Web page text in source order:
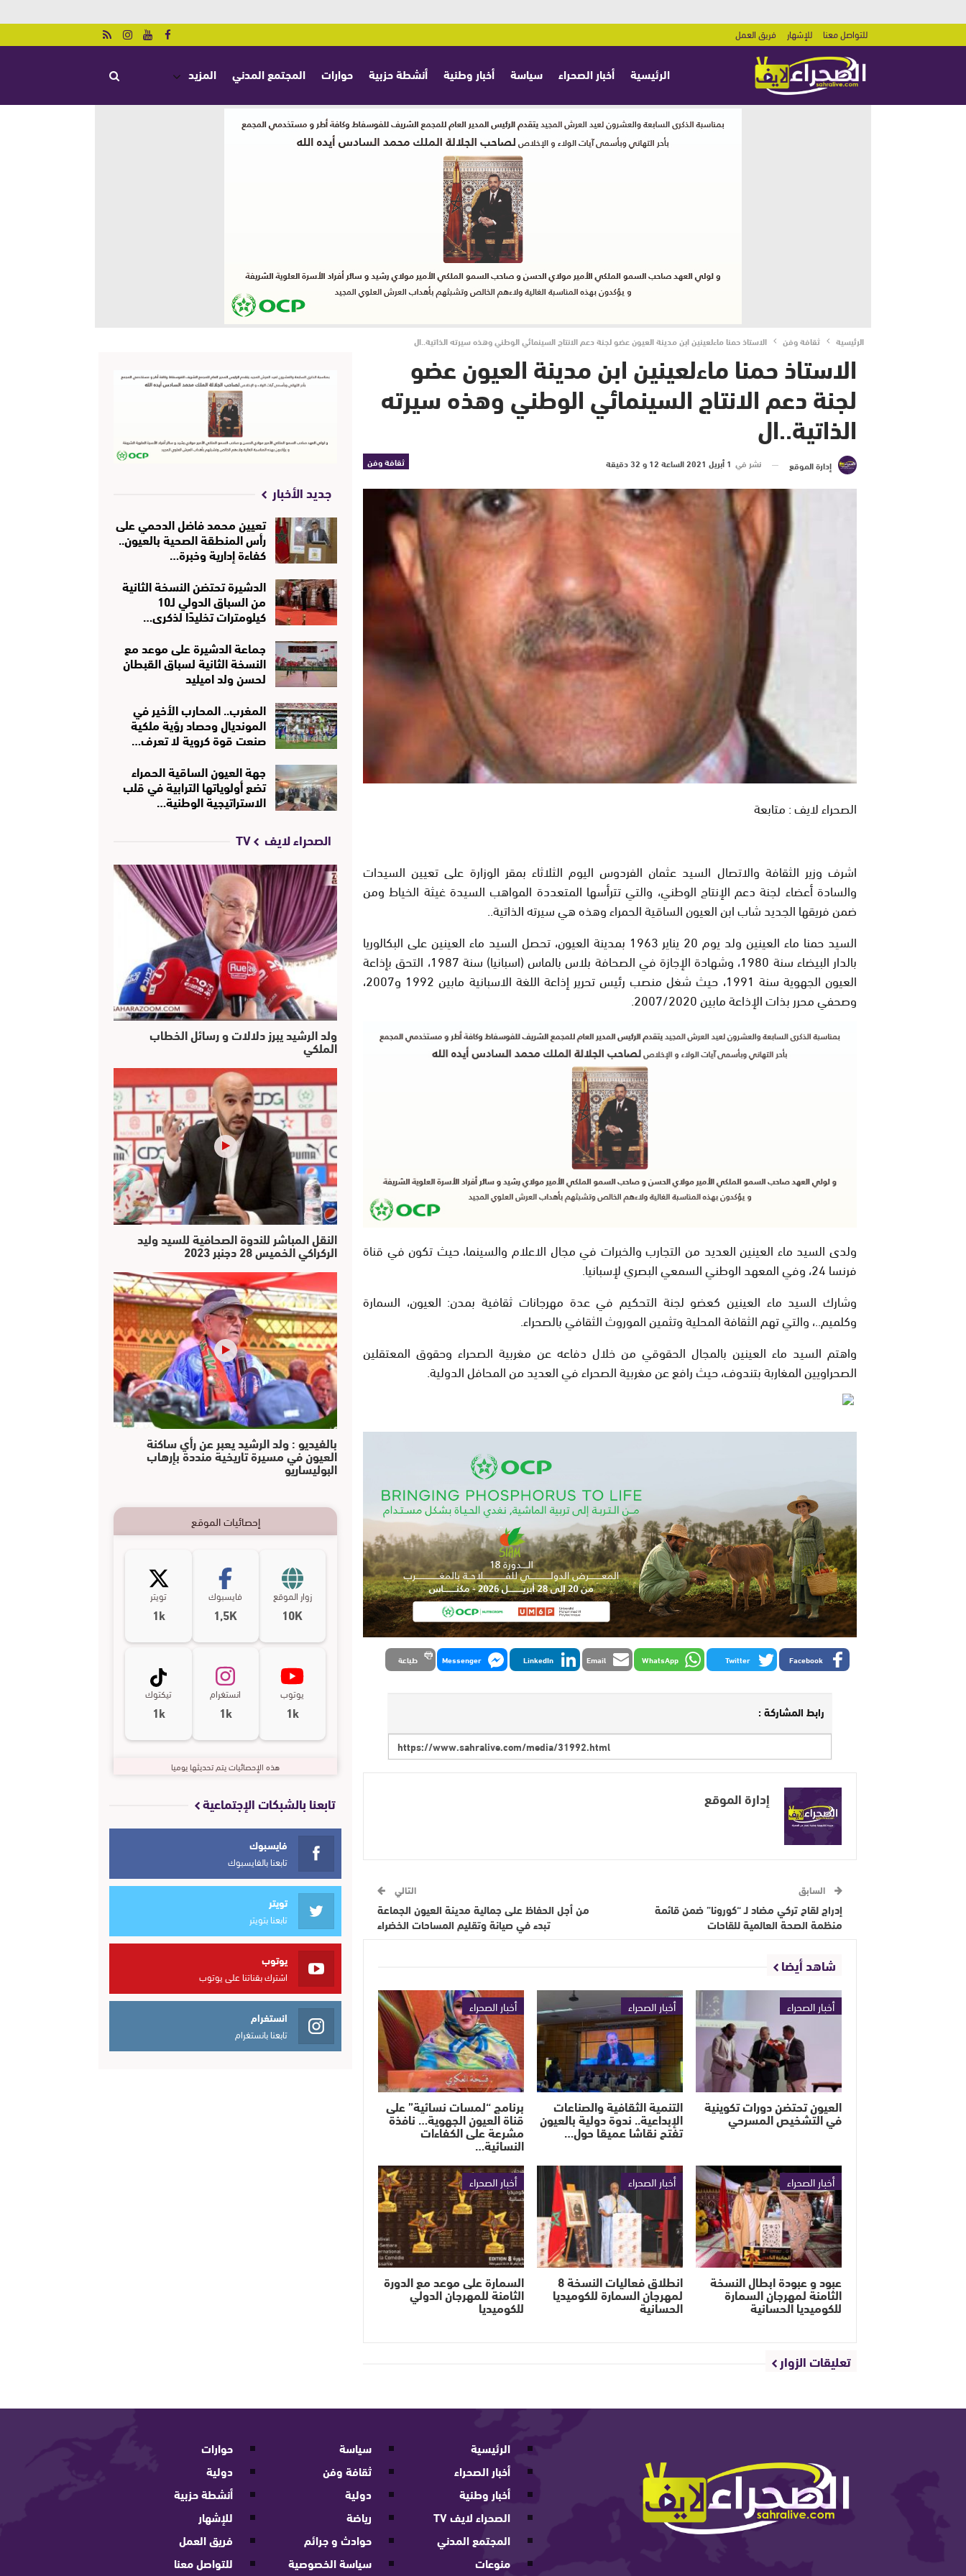
للتواصل معنا للإشهار فريق العمل
الرئيسية أخبار الصحراء سياسة أخبار وطنية أنشطة حزبية حوارات المجتمع المدني المزيد
الرئيسية ثقافة وفن الاستاذ حمنا ماءلعينين ابن مدينة العيون عضو لجنة دعم الانتاج السينمائي الوطني وهذه سيرته الذاتية..ال
الاستاذ حمنا ماءلعينين ابن مدينة العيون عضو
لجنة دعم الانتاج السينمائي الوطني وهذه سيرته
الذاتية..ال
ثقافة وفن إدارة الموقع نشر في 1 أبريل 2021 الساعة 12 و 32 دقيقة
الصحراء لايف : متابعة
اشرف وزير الثقافة والاتصال السيد عثمان الفردوس اليوم الثلاثاء بمقر الوزارة على تعيين السيدات
والسادة أعضاء لجنة دعم الإنتاج الوطني، والتي تترأسها المتعددة المواهب السيدة غيثة الخياط ومن
ضمن فريقها الجديد شاب ابن العيون الساقية الحمراء وهذه هي سيرته الذاتية..
السيد حمنا ماء العينين ولد يوم 20 يناير 1963 بمدينة العيون، تحصل السيد ماء العينين على البكالوريا
بالدار البيضاء سنة 1980، وشهادة الإجازة في الصحافة بلاس بالماس (اسبانيا) سنة 1987، التحق بإذاعة
العيون الجهوية سنة 1991، حيث شغل منصب رئيس تحرير إذاعة اللغة الاسبانية مابين 1992 و2007،
وصحفي محرر بذات الإذاعة مابين 2007/2020.
ولدى السيد ماء العينين العديد من التجارب والخبرات في مجال الاعلام والسينما، حيث تكون في قناة
فرنسا 24، وفي المعهد الوطني السمعي البصري لإسبانيا.
وشارك السيد ماء العينين كعضو لجنة التحكيم في عدة مهرجانات ثقافية بمدن: العيون، السمارة
وكلميم..، والتي تهم الثقافة المحلية وتثمين الموروث الثقافي بالصحراء.
واهتم السيد ماء العينين بالمجال الحقوقي من خلال دفاعه عن مغربية الصحراء وحقوق المعتقلين
الصحراويين المغاربة بتندوف، حيث رافع عن مغربية الصحراء في العديد من المحافل الدولية.
Facebook
Twitter
WhatsApp
Email
LinkedIn
Messenger طباعة
رابط المشاركة :
إدارة الموقع
السابق
إدراج لقاح تركي مضاد لـ “كورونا” ضمن قائمة
منظمة الصحة العالمية للقاحات
التالي
من أجل الحفاظ على جمالية مدينة العيون الجماعة
تبدء في صيانة وتقليم المساحات الخضراء
شاهد أيضا
أخبار الصحراء
العيون تحتضن دورات تكوينية
في التشخيص المسرحي
أخبار الصحراء
التنمية الثقافية والصناعات
الإبداعية.. ندوة دولية بالعيون
تفتح نقاشا عميقا حول…
أخبار الصحراء
برنامج “لمسات نسائية” على
قناة العيون الجهوية… نافذة
مشرعة على الكفاءات
النسائية…
أخبار الصحراء
عبود و عبودة ابطال النسخة
الثامنة لمهرجان السمارة
للكوميديا الحسانية
أخبار الصحراء
انطلاق فعاليات النسخة 8
لمهرجان السمارة للكوميديا
الحسانية
أخبار الصحراء
السمارة على موعد مع الدورة
الثامنة للمهرجان الدولي
للكوميديا
تعليقات الزوار
جديد الأخبار
تعيين محمد فاضل الدحمي على
رأس المنطقة الصحية بالعيون..
كفاءة إدارية وخبرة…
الدشيرة تحتضن النسخة الثانية
من السباق الدولي لـ10
كيلومترات تخليدًا لذكرى…
جماعة الدشيرة على موعد مع
النسخة الثانية لسباق القبطان
لحسن ولد اميليد
المغرب.. المحارب الأخير في
المونديال وحصاد رؤية ملكية
صنعت قوة كروية لا تعرف…
جهة العيون الساقية الحمراء
تضع أولوياتها الترابية في قلب
الاستراتيجية الوطنية…
الصحراء لايف TV
ولد الرشيد يبرز دلالات و رسائل الخطاب
الملكي
النقل المباشر للندوة الصحافية للسيد وليد
الركراكي الخميس 28 دجنبر 2023
بالفيديو : ولد الرشيد يعبر عن رأي ساكنة
العيون في مسيرة تاريخية منددة بإرهاب
البوليساريو
إحصائيات الموقع
زوار الموقع
10K
فايسبوك
1,5K
تويتر
1k
يوتوب
1k
انستغرام
1k
تيكتوك
1k
هذه الإحصائيات يتم تحديثها يوميا
تابعنا بالشبكات الإجتماعية
فايسبوك
تابعنا بالفايسبوك
تويتر
تابعنا بتويتر
يوتوب
اشترك بقناتنا على يوتوب
انستغرام
تابعنا بانستغرام
الرئيسية
أخبار الصحراء
أخبار وطنية
الصحراء لايف TV
المجتمع المدني
منوعات
سياسة
ثقافة وفن
دولية
رياضة
حوادث و جرائم
سياسة الخصوصية
حوارات
دولية
أنشطة حزبية
للإشهار
فريق العمل
للتواصل معنا